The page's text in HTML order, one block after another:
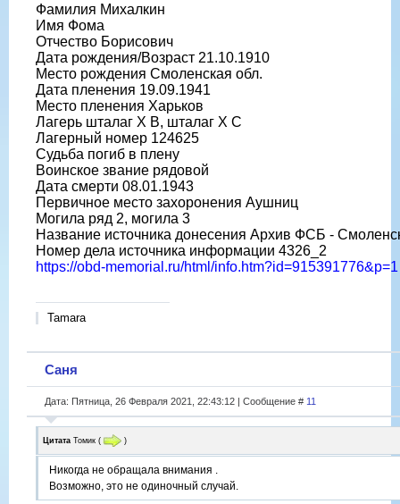
Фамилия Михалкин
Имя Фома
Отчество Борисович
Дата рождения/Возраст 21.10.1910
Место рождения Смоленская обл.
Дата пленения 19.09.1941
Место пленения Харьков
Лагерь шталаг X B, шталаг X C
Лагерный номер 124625
Судьба погиб в плену
Воинское звание рядовой
Дата смерти 08.01.1943
Первичное место захоронения Аушниц
Могила ряд 2, могила 3
Название источника донесения Архив ФСБ -
Номер дела источника информации 4326_2
https://obd-memorial.ru/html/info.htm?id=915391776&p=1
Tamara
Саня
Дата: Пятница, 26 Февраля 2021, 22:43:12 | Сообщение # 11
Цитата Томик ( )
Никогда не обращала внимания .
Возможно, это не одиночный случай.